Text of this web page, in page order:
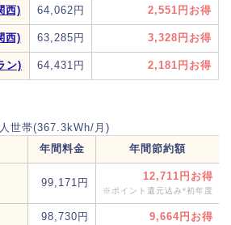
西) 64,062円 2,551円
西) 63,285円 3,328円
ン) 64,431円 2,181円
世帯(367.3kWh/月)
年間料金
年間節約額
99,171円
12,711円
※ポイント還元込み*初年度
98,730円 9,664円